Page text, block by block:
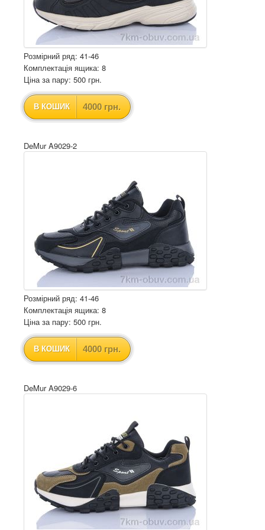
Розмірний ряд: 41-46
Комплектація ящика: 8
Ціна за пару: 500 грн.
В КОШИК 4000 грн.
DeMur A9029-2
Розмірний ряд: 41-46
Комплектація ящика: 8
Ціна за пару: 500 грн.
В КОШИК 4000 грн.
DeMur A9029-6